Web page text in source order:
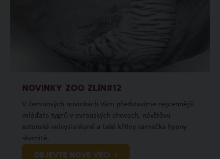
NOVINKY ZOO ZLÍN#12
V červnových novinkách Vám představíme nejcennější
mláďata tygrů v evropských chovech, návštěvu
estonské velvyslankyně a také křtiny samečka hyeny
skvrnité.
OBJEVTE NOVÉ VĚCI